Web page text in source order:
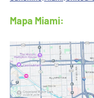
Mapa Miami: